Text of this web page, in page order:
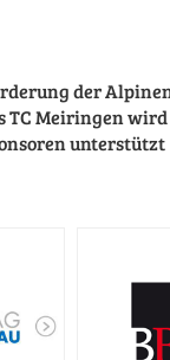
der
TC Meiringen
unterstützt